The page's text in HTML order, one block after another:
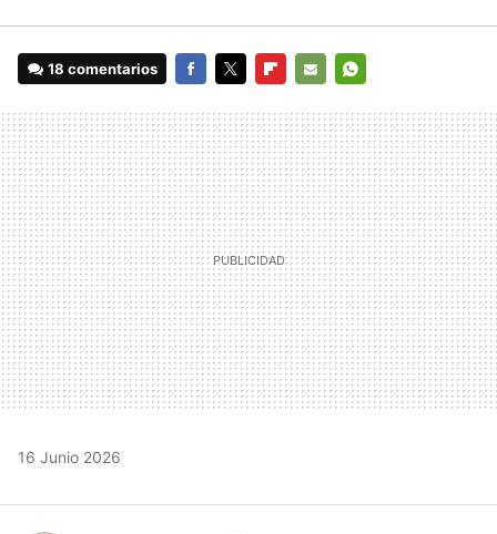
18 comentarios
MAIL
16 Junio 2026